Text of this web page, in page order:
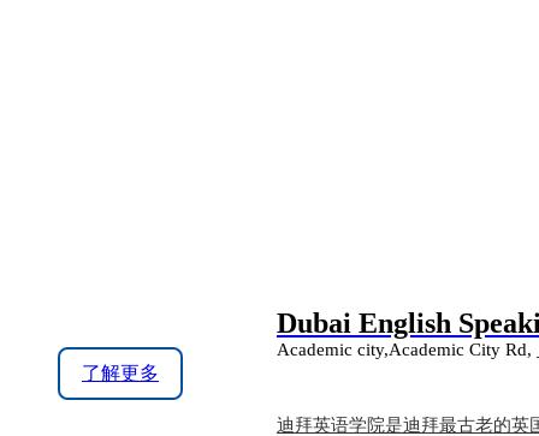
了解更多
Dubai English
Academic city,Academic City Rd,
迪拜英语学院是迪拜最古老的英